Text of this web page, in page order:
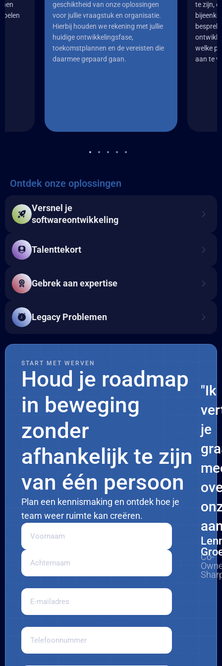
geschiktheid van onze oplossingen
voor jullie vraagstuk en organisatie.
Hierbij houden we rekening met jullie
huidige ontwikkelingsfase,
toekomstplannen en de vereisten die
daarmee gepaard gaan.
te zijn,
welke
aan te
Ontdek onze oplossingen
Versnel je
softwareontwikkeling
Talenttekort
Gebrek aan expertise
Legacy Problemen
START MET WERVEN
Houd je roadmap
in beweging
zonder
afhankelijk te zijn
van één persoon
Plan een kennismaking en ontdek hoe je
team weer ruimte kan creëren.
Je
naam
E-
mailadres
Telefoonnummer
"Ik
je
Co-